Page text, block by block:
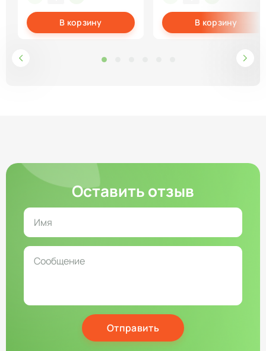
В корзину В корзину
Оставить отзыв
Отправить